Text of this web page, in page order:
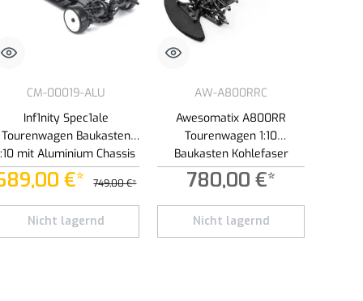
zu reduzieren.
CM-00019-ALU
Inf1nity Spec1ale
Tourenwagen Baukasten
mit Aluminium Chassis
€* 749,00 €*
Nicht lagernd
AW-A800RRC
Awesomatix A800RR
Tourenwagen 1:10
Baukasten Kohlefaser
Chassis
780,00 €*
Nicht lagernd